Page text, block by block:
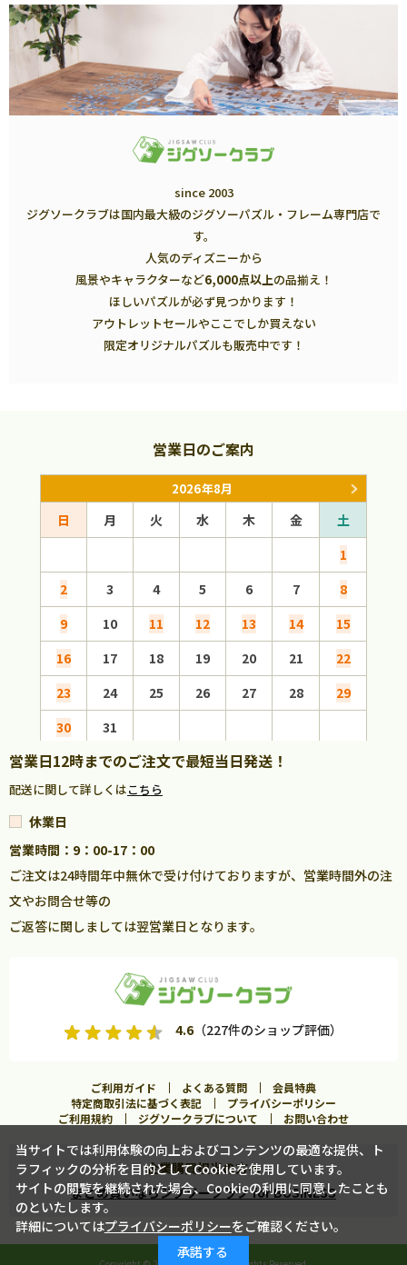
入荷案内申し込み
この商品に合うフレームを見る
since 2003
ジグソークラブは国内最大級のジグソーパズル・フレーム専門店で
す。
人気のディズニーから
風景やキャラクターなど6,000点以上の品揃え！
ほしいパズルが必ず見つかります！
アウトレットセールやここでしか買えない
限定オリジナルパズルも販売中です！
営業日のご案内
2026年8月
日 月 火 水 木 金
土
1
2
3 4 5 6 7
8
9
10 11 12 13 14
15
16
17 18 19 20 21
22
23
24 25 26 27 28
29
30
31
営業日12時までのご注文で最短当日発送！
配送に関して詳しくはこちら
休業日
営業時間：9：00-17：00
ご注文は24時間年中無休で受け付けておりますが、営業時間外の注
文やお問合せ等の
ご返答に関しましては翌営業日となります。
4.6（227件のショップ評価）
ご利用ガイド よくある質問
会員特典
特定商取引法に基づく表記
プライバシーポリシー
ご利用規約
ジグソークラブについて お問い合わせ
企業購買担当の方へ
まとめ買いならジグソークラブ for BUSINESS
当サイトでは利用体験の向上およびコンテンツの最適な提供、ト
ラフィックの分析を目的としてCookieを使用しています。
サイトの閲覧を継続された場合、Cookieの利用に同意したことも
のといたします。
詳細についてはプライバシーポリシーをご確認ください。
承諾する